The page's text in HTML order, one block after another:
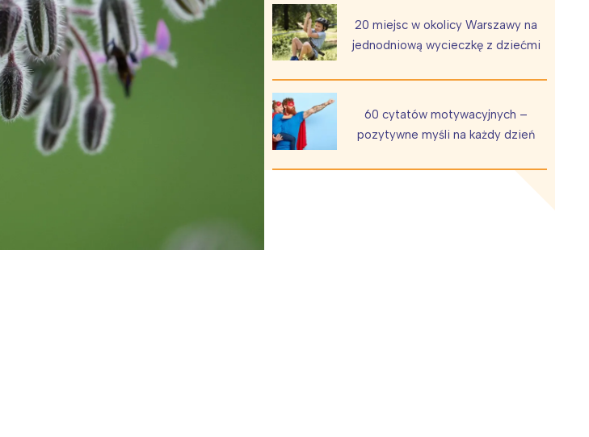
20 miejsc w okolicy Warszawy na
jednodniową wycieczkę z dziećmi
60 cytatów motywacyjnych –
pozytywne myśli na każdy dzień